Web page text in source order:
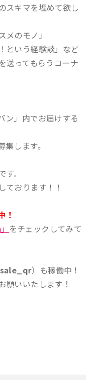
スキマを埋めて欲し
メのモノ」
という経験談」など
送ってもらうコーナ
ン」内でお届けする
します。
す。
ております！！
！
をチェックしてみて
）も稼働中！
願いいたします！